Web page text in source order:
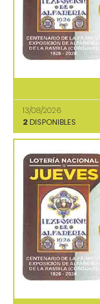
13/08/2026
2 DISPONIBLES